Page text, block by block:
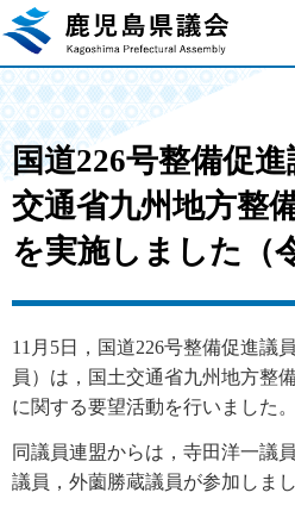
鹿児島県議会
国道226号整備促
交通省九州地方整
を実施しました（
11月5日，国道226号整備促進議
員）は，国土交通省九州地方整
に関する要望活動を行いました。
同議員連盟からは，寺田洋一議
議員，外薗勝蔵議員が参加しまし